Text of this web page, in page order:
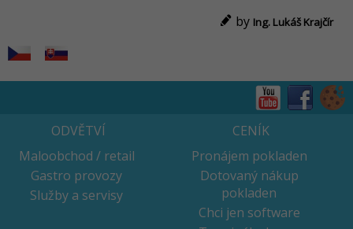
by Ing. Lukáš Krajčír
ODVĚTVÍ
Maloobchod / retail
Gastro provozy
Služby a servisy
CENÍK
Pronájem pokladen
Dotovaný nákup
pokladen
Chci jen software